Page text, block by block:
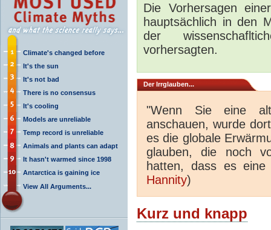
Climate's changed before
It's the sun
It's not bad
There is no consensus
It's cooling
Models are unreliable
Temp record is unreliable
Animals and plants can adapt
It hasn't warmed since 1998
Antarctica is gaining ice
View All Arguments...
Die Vorhersagen
hauptsächlich in den
der
vorhersagten.
Der Irrglauben...
"Wenn Sie eine
anschauen, wurde
es die globale
glauben, die noch
hatten, dass es
Hannity)
Kurz und knapp